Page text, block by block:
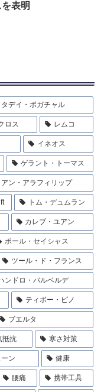
表明
タデイ・ポガチャル
ロス レムコ
イネオス
ゲラント・トーマス
アン・アラフィリップ
トム・デュムラン
カレブ・ユアン
ポール・セイシャス
ツール・ド・フランス
ンドロ・バルベルデ
ティボー・ピノ
ブエルタ
抵抗 寒さ対策
ン 健康
腰痛 携帯工具